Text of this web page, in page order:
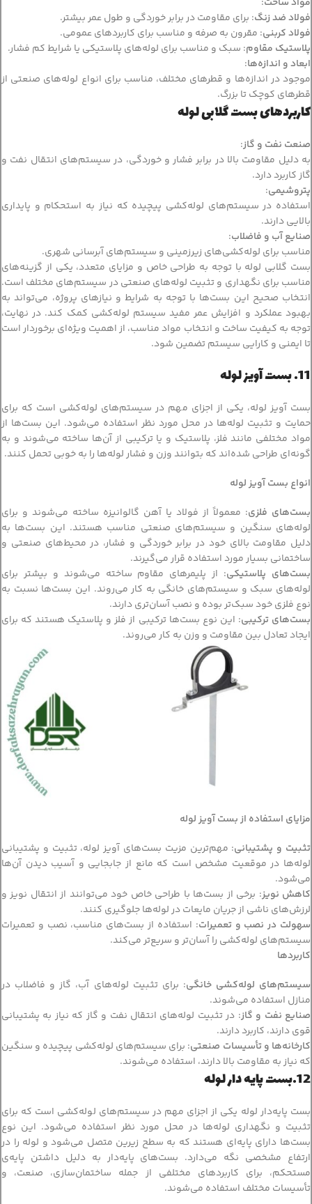
فولاد ضد زنگ: برای مقاومت در برابر خوردگی و طول عمر بیشتر.
فولاد کربنی: مقرون به صرفه و مناسب برای کاربردهای عمومی.
پلاستیک مقاوم: سبک و مناسب برای لوله‌های پلاستیکی یا شرایط کم فشار.
ابعاد و اندازه‌ها:
موجود در اندازه‌ها و قطرهای مختلف، مناسب برای انواع لوله‌های صنعتی از
قطرهای کوچک تا بزرگ.
کاربردهای بست گلابی لوله
صنعت نفت و گاز:
به دلیل مقاومت بالا در برابر فشار و خوردگی، در سیستم‌های انتقال نفت و
گاز کاربرد دارد.
پتروشیمی:
استفاده در سیستم‌های لوله‌کشی پیچیده که نیاز به استحکام و پایداری
بالایی دارند.
صنایع آب و فاضلاب:
مناسب برای لوله‌کشی‌های زیرزمینی و سیستم‌های آبرسانی شهری.
بست گلابی لوله با توجه به طراحی خاص و مزایای متعدد، یکی از گزینه‌های
مناسب برای نگهداری و تثبیت لوله‌های صنعتی در سیستم‌های مختلف است.
انتخاب صحیح این بست‌ها با توجه به شرایط و نیازهای پروژه، می‌تواند به
بهبود عملکرد و افزایش عمر مفید سیستم لوله‌کشی کمک کند. در نهایت،
توجه به کیفیت ساخت و انتخاب مواد مناسب، از اهمیت ویژه‌ای برخوردار است
تا ایمنی و کارایی سیستم تضمین شود.
11. بست آویز لوله
بست آویز لوله، یکی از اجزای مهم در سیستم‌های لوله‌کشی است که برای
حمایت و تثبیت لوله‌ها در محل مورد نظر استفاده می‌شود. این بست‌ها از
مواد مختلفی مانند فلز، پلاستیک و یا ترکیبی از آن‌ها ساخته می‌شوند و به
گونه‌ای طراحی شده‌اند که بتوانند وزن و فشار لوله‌ها را به خوبی تحمل کنند.
انواع بست آویز لوله
بست‌های فلزی: معمولاً از فولاد یا آهن گالوانیزه ساخته می‌شوند و برای
لوله‌های سنگین و سیستم‌های صنعتی مناسب هستند. این بست‌ها به
دلیل مقاومت بالای خود در برابر خوردگی و فشار، در محیط‌های صنعتی و
ساختمانی بسیار مورد استفاده قرار می‌گیرند.
بست‌های پلاستیکی: از پلیمرهای مقاوم ساخته می‌شوند و بیشتر برای
لوله‌های سبک و سیستم‌های خانگی به کار می‌روند. این بست‌ها نسبت به
نوع فلزی خود سبک‌تر بوده و نصب آسان‌تری دارند.
بست‌های ترکیبی: این نوع بست‌ها ترکیبی از فلز و پلاستیک هستند که برای
ایجاد تعادل بین مقاومت و وزن به کار می‌روند.
مزایای استفاده از بست آویز لوله
تثبیت و پشتیبانی: مهم‌ترین مزیت بست‌های آویز لوله، تثبیت و پشتیبانی
لوله‌ها در موقعیت مشخص است که مانع از جابجایی و آسیب دیدن آن‌ها
می‌شود.
کاهش نویز: برخی از بست‌ها با طراحی خاص خود می‌توانند از انتقال نویز و
لرزش‌های ناشی از جریان مایعات در لوله‌ها جلوگیری کنند.
سهولت در نصب و تعمیرات: استفاده از بست‌های مناسب، نصب و تعمیرات
سیستم‌های لوله‌کشی را آسان‌تر و سریع‌تر می‌کند.
کاربردها
سیستم‌های لوله‌کشی خانگی: برای تثبیت لوله‌های آب، گاز و فاضلاب در
منازل استفاده می‌شوند.
صنایع نفت و گاز: در تثبیت لوله‌های انتقال نفت و گاز که نیاز به پشتیبانی
قوی دارند، کاربرد دارند.
کارخانه‌ها و تأسیسات صنعتی: برای سیستم‌های لوله‌کشی پیچیده و سنگین
که نیاز به مقاومت بالا دارند، استفاده می‌شوند.
12.بست پایه دار لوله
بست پایه‌دار لوله یکی از اجزای مهم در سیستم‌های لوله‌کشی است که برای
تثبیت و نگهداری لوله‌ها در محل مورد نظر استفاده می‌شود. این نوع
بست‌ها دارای پایه‌ای هستند که به سطح زیرین متصل می‌شود و لوله را در
ارتفاع مشخصی نگه می‌دارد. بست‌های پایه‌دار به دلیل داشتن پایه‌ی
مستحکم، برای کاربردهای مختلفی از جمله ساختمان‌سازی، صنعت، و
تأسیسات مختلف استفاده می‌شوند.